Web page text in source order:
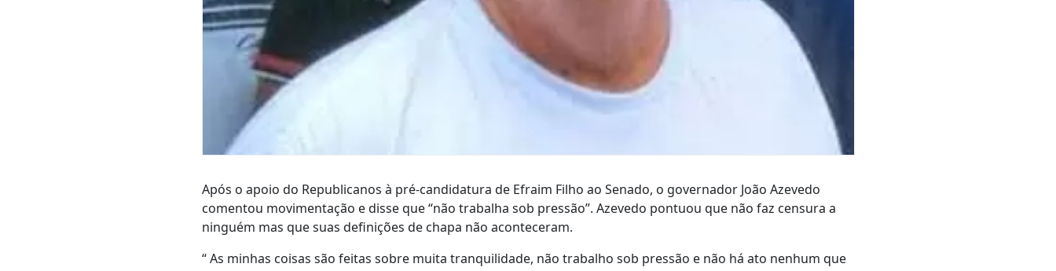
Após o apoio do Republicanos à pré-candidatura de Efraim Filho ao Senado, o governador João Azevedo
comentou movimentação e disse que “não trabalha sob pressão”. Azevedo pontuou que não faz censura a
ninguém mas que suas definições de chapa não aconteceram.
“ As minhas coisas são feitas sobre muita tranquilidade, não trabalho sob pressão e não há ato nenhum que